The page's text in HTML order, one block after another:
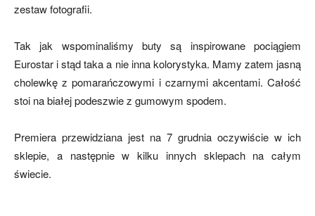
zestaw fotografii.
Tak jak wspominaliśmy buty są inspirowane pociągiem
Eurostar i stąd taka a nie inna kolorystyka. Mamy zatem jasną
cholewkę z pomarańczowymi i czarnymi akcentami. Całość
stoi na białej podeszwie z gumowym spodem.
Premiera przewidziana jest na 7 grudnia oczywiście w ich
sklepie, a następnie w kilku innych sklepach na całym
świecie.